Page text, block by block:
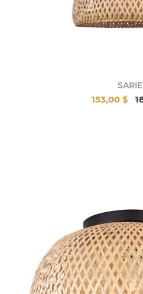
153,00 $